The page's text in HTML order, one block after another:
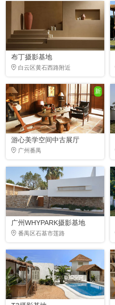
布丁摄影基地
白云区黄石西路附近
新
游心美学空间中古展厅
广州番禺
广州WHYPARK摄影基地
番禺区石基市莲路